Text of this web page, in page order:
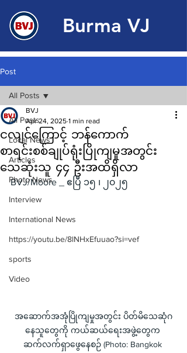
Burma VJ
Post
All Posts
Local News
Articles
Photo News
Interview
International News
https://youtu.be/8lNHxEfuuao?si=vef
sports
Video
All Posts
ငလျင်ကြောင့် ဘန်ကောက်
စာရင်းစစ်ချုပ်ရုံးပြိုကျမှုအတွင်း
သေဆုံးသူ ၄၄ ဦးအထိရှိလာ
BVJ
Apr 24, 2025 1 min read
BVJ/Moore _ ဧပြီ ၁၅ ၊ ၂၀၂၅
အဆောက်အအုံပြိုကျမှုအတွင်း ပိတ်မိသေဆုံဂ
နေသူတွေကို ကယ်ဆယ်ရေးအဖွဲ့တွေက
ဆက်လက်ရှာဖွေနေစဉ် (Photo: Bangkok